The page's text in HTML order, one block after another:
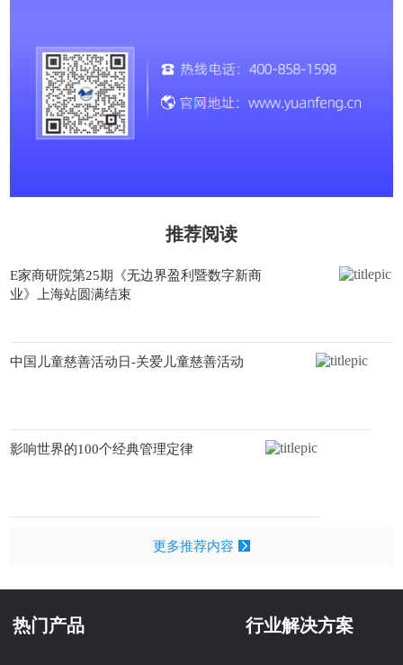
推荐阅读
E家商研院第25期《无边界盈利暨数字新商
业》上海站圆满结束
中国儿童慈善活动日-关爱儿童慈善活动
影响世界的100个经典管理定律
更多推荐内容
热门产品 行业解决方案